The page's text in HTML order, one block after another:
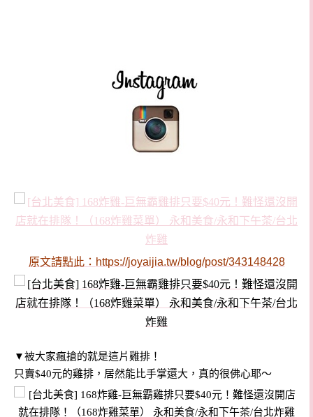
原文請點此： https://joyaijia.tw/blog/post/343148428
▼被大家瘋搶的就是這片雞排！
只賣$40元的雞排，居然能比手掌還大，真的很佛心耶～